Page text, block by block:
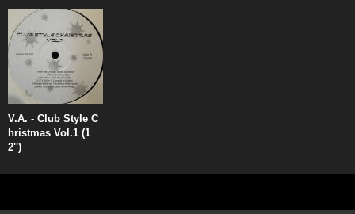
V.A. - Club Style C
hristmas Vol.1 (1
2'')